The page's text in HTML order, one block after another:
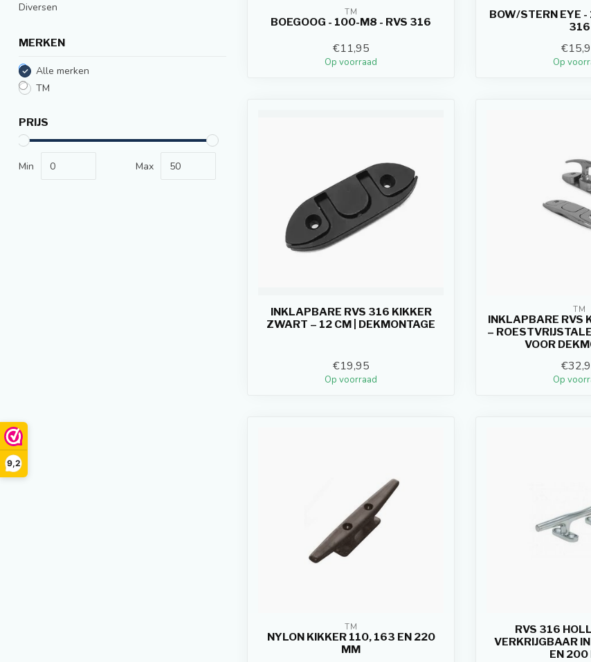
9,2
Diversen
MERKEN
Alle merken
TM
PRIJS
Min Max
TM
BOEGOOG - 100-M8 - RVS 316
€11,95
Op voorraad
BOW/STERN EYE
316
Op
INKLAPBARE RVS 316 KIKKER
ZWART – 12 CM | DEKMONTAGE
€19,95
Op voorraad
TM
INKLAPBARE RVS
–
VOOR
Op
TM
NYLON KIKKER 110, 163 EN 220
MM
RVS 316
VERKRIJGBAAR
EN 200